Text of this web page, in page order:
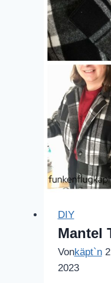
DIY
Mantel
Vonkäpt`n
2023